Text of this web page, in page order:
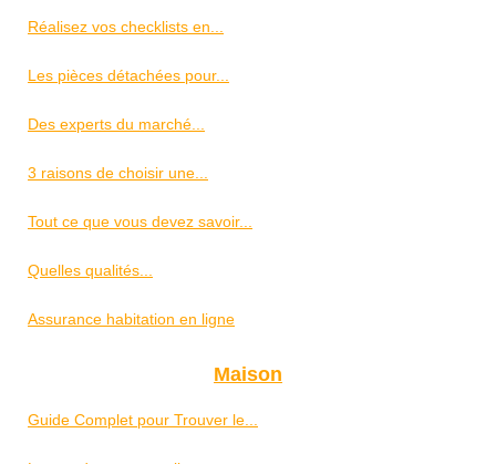
Réalisez vos checklists en...
Les pièces détachées pour...
Des experts du marché...
3 raisons de choisir une...
Tout ce que vous devez savoir...
Quelles qualités...
Assurance habitation en ligne
Maison
Guide Complet pour Trouver le...